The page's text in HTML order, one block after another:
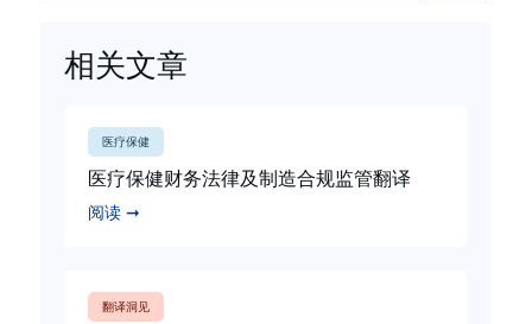
相关文章
医疗保健
医疗保健财务法律及制造合规监管翻译
阅读 ➞
翻译洞见